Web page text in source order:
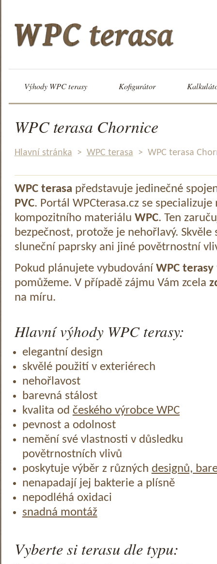
Výhody WPC terasy Kofigurátor
WPC terasa Chornice
Hlavní stránka > WPC terasa > WPC terasa
WPC terasa představuje jedinečné
PVC. Portál WPCterasa.cz se specializuje
kompozitního materiálu WPC. Ten
bezpečnost, protože je nehořlavý.
sluneční paprsky ani jiné povětrnostní
Pokud plánujete vybudování WPC terasy
pomůžeme. V případě zájmu Vám zcela
na míru.
Hlavní výhody WPC terasy:
elegantní design
skvělé použití v exteriérech
nehořlavost
barevná stálost
kvalita od českého výrobce WPC
pevnost a odolnost
nemění své vlastnosti v důsledku
povětrnostních vlivů
poskytuje výběr z různých designů,
nenapadají jej bakterie a plísně
nepodléhá oxidaci
snadná montáž
Vyberte si terasu dle typu: